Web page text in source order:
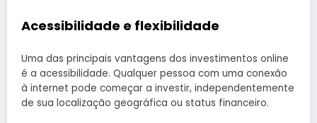
Acessibilidade e flexibilidade
Uma das principais vantagens dos investimentos online
é a acessibilidade. Qualquer pessoa com uma conexão
à internet pode começar a investir, independentemente
de sua localização geográfica ou status financeiro.